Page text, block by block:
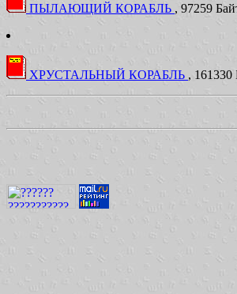
ПЫЛАЮЩИЙ КОРАБЛЬ , 97259
ХРУСТАЛЬНЫЙ КОРАБЛЬ , 161330